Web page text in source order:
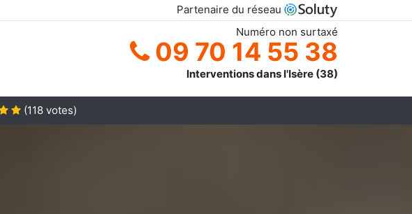
Partenaire du réseau
Numéro non surtaxé
09 70 14 55 38
Interventions dans l'Isère (38)
(118 votes)